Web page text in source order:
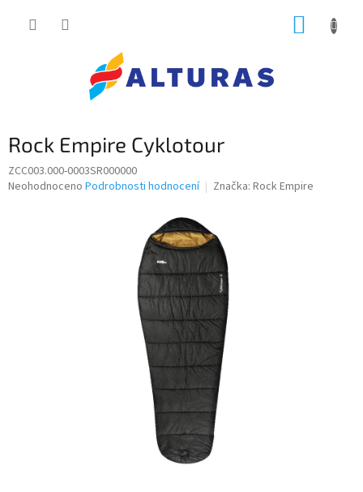
Rock Empire Cyklotour
ZCC003.000-0003SR000000
Průměrné
Neohodnoceno Podrobnosti hodnocení Značka: Rock Empire